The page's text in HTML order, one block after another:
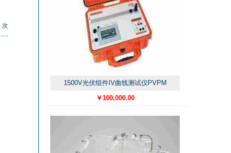
次
1500V光伏组件IV曲线测试仪PVPM
￥100,000.00